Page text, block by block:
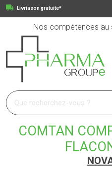
Livriason gratuite*
Nos compétences au
Pharmagroupe Votre
COMTAN